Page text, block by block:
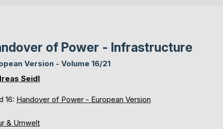
of Power - Infrastructure
Version - Volume 16/21
Seidl
16: Handover of Power - European Version
& Umwelt